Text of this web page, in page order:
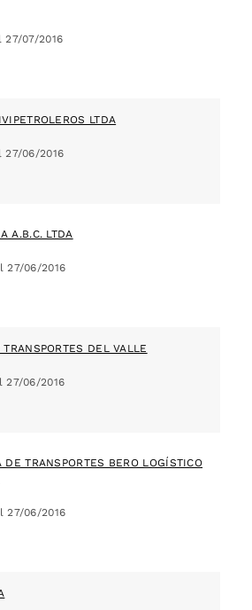
27/07/2016
LTDA
27/06/2016
A.B.C. LTDA
27/06/2016
TRANSPORTES DEL VALLE
27/06/2016
DE TRANSPORTES BERO LOGÍSTICO
27/06/2016